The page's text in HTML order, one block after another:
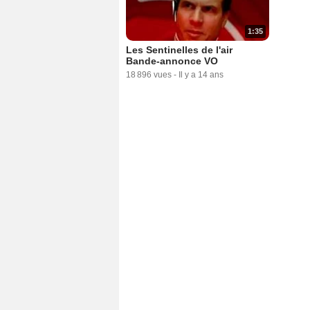
1:35
Les Sentinelles de l'air
Bande-annonce VO
18 896 vues - Il y a 14 ans